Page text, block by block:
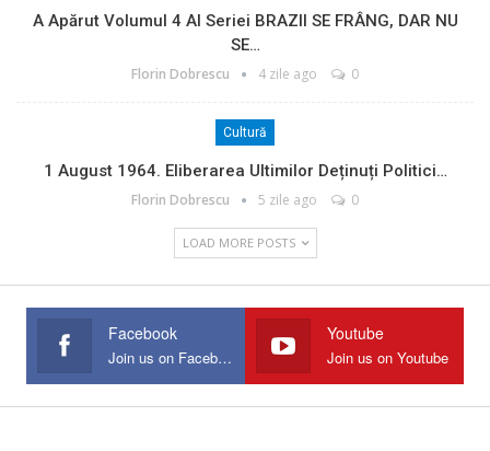
A Apărut Volumul 4 Al Seriei BRAZII SE FRÂNG, DAR NU
SE…
Florin Dobrescu 4 zile ago 0
Cultură
1 August 1964. Eliberarea Ultimilor Deținuți Politici…
Florin Dobrescu 5 zile ago 0
LOAD MORE POSTS
Facebook
Join us on Facebook
Youtube
Join us on Youtube